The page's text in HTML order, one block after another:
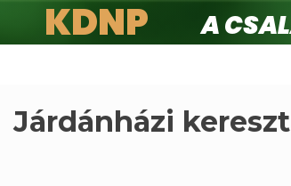
KDNP
A családokért.
Járdánházi kereszt